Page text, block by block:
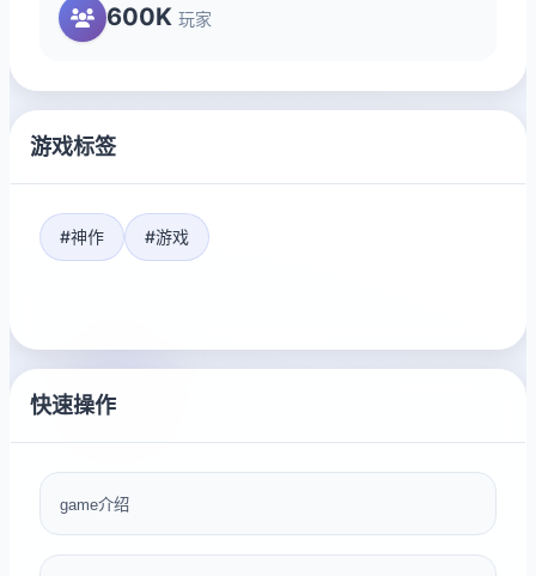
600K 玩家
游戏标签
#神作 #游戏
快速操作
game介绍